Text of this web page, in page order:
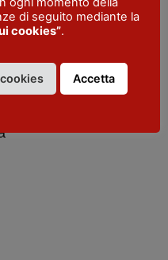
di seguito mediante la
cookies”.
Accetta